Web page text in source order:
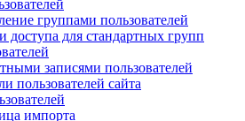
группами пользователей
доступа для стандартных групп
записями пользователей
пользователей сайта
импорта